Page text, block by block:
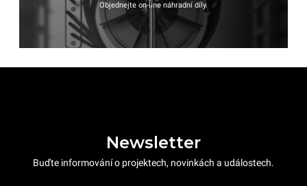
Objednejte on-line náhradní díly.
Newsletter
Buďte informování o projektech, novinkách a událostech.